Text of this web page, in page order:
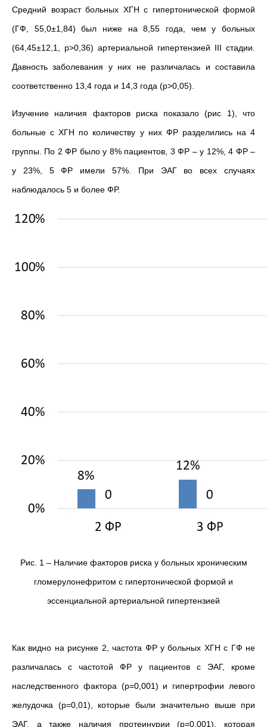
Средний возраст больных ХГН с гипертонической формой
(ГФ, 55,0±1,84) был ниже на 8,55 года, чем у больных
(64,45±12,1, р>0,36) артериальной гипертензией III стадии.
Давность заболевания у них не различалась и составила
соответственно 13,4 года и 14,3 года (р>0,05).
Изучение наличия факторов риска показало (рис 1), что
больные с ХГН по количеству у них ФР разделились на 4
группы. По 2 ФР было у 8% пациентов, 3 ФР – у 12%, 4 ФР –
у 23%, 5 ФР имели 57%. При ЭАГ во всех случаях
наблюдалось 5 и более ФР.
Рис. 1 – Наличие факторов риска у больных хроническим
гломерулонефритом с гипертонической формой и
эссенциальной артериальной гипертензией
Как видно на рисунке 2, частота ФР у больных ХГН с ГФ не
различалась с частотой ФР у пациентов с ЭАГ, кроме
наследственного фактора (р=0,001) и гипертрофии левого
желудочка (р=0,01), которые были значительно выше при
ЭАГ, а также наличия протеинурии (р=0,001), которая